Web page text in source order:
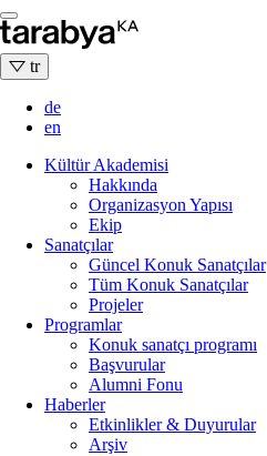
Skip
to
content
tr
de
en
Kültür Akademisi
Hakkında
Organizasyon Yapısı
Ekip
Sanatçılar
Güncel Konuk Sanatçılar
Tüm Konuk Sanatçılar
Projeler
Programlar
Konuk sanatçı programı
Başvurular
Alumni Fonu
Haberler
Etkinlikler & Duyurular
Arşiv